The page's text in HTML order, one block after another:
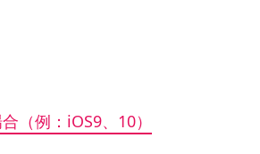
（例：iOS9、10）